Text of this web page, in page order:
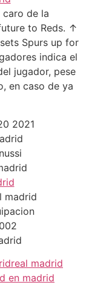
de la
to Reds. ↑
Spurs up for
indica el
jugador, pese
en caso de ya
real madrid
en madrid